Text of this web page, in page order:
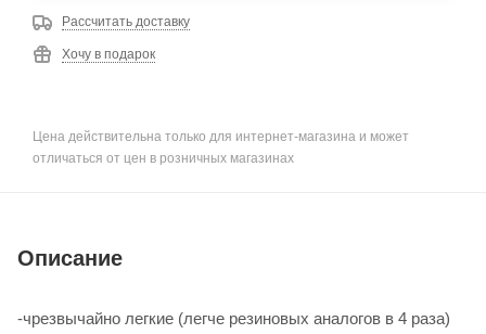
Рассчитать доставку
Хочу в подарок
Цена действительна только для интернет-магазина и может
отличаться от цен в розничных магазинах
Описание
-чрезвычайно легкие (легче резиновых аналогов в 4 раза)